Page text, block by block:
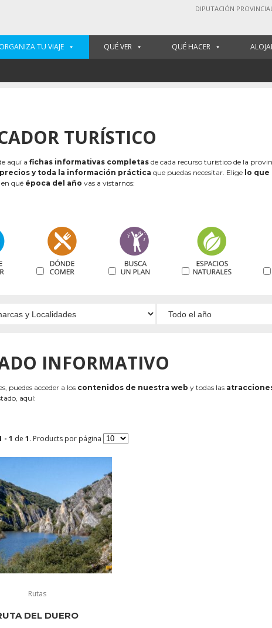
DIPUTACIÓN
ORGANIZA TU VIAJE QUÉ VER QUÉ HACER
TURÍSTICO
aquí a fichas informativas completas de cada recurso turístico de la
y toda la información práctica que puedas necesitar. Elige lo
qué época del año vas a vistarnos:
INFORMATIVO
puedes acceder a los contenidos de nuestra web y todas las
aquí:
- 1 de 1. Products por página
Rutas
DEL DUERO